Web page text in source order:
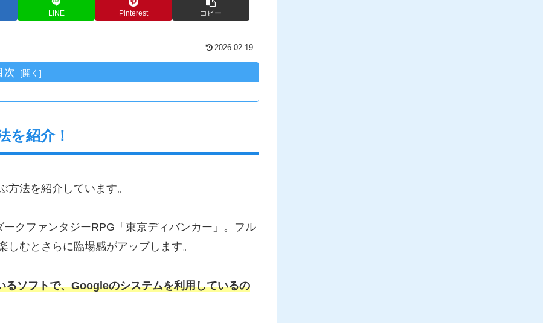
LINE Pinterest コピー
2026.02.19
次
を紹介！
方法を紹介しています。
クファンタジーRPG「東京ディバンカー」。フル
むとさらに臨場感がアップします。
ソフトで、Googleのシステムを利用しているの